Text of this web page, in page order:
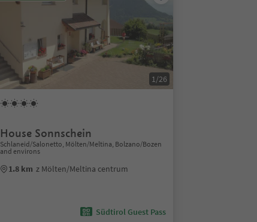
1/26
House Sonnschein
Schlaneid/Salonetto, Mölten/Meltina, Bolzano/Bozen
and environs
1.8 km z Mölten/Meltina centrum
Südtirol Guest Pass